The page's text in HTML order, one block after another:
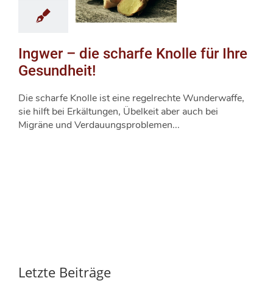
Ingwer – die scharfe Knolle für Ihre
Gesundheit!
Die scharfe Knolle ist eine regelrechte Wunderwaffe,
sie hilft bei Erkältungen, Übelkeit aber auch bei
Migräne und Verdauungsproblemen...
Letzte Beiträge